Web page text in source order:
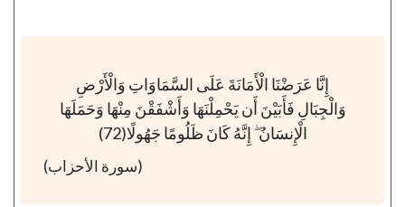
إِنَّا عَرَضْنَا الْأَمَانَةَ عَلَى السَّمَاوَاتِ وَالْأَرْضِ
وَالْجِبَالِ فَأَبَيْنَ أَن يَحْمِلْنَهَا وَأَشْفَقْنَ مِنْهَا وَحَمَلَهَا
الْإِنسَانُ ۖ إِنَّهُ كَانَ ظَلُومًا جَهُولًا(72)
(سورة الأحزاب)